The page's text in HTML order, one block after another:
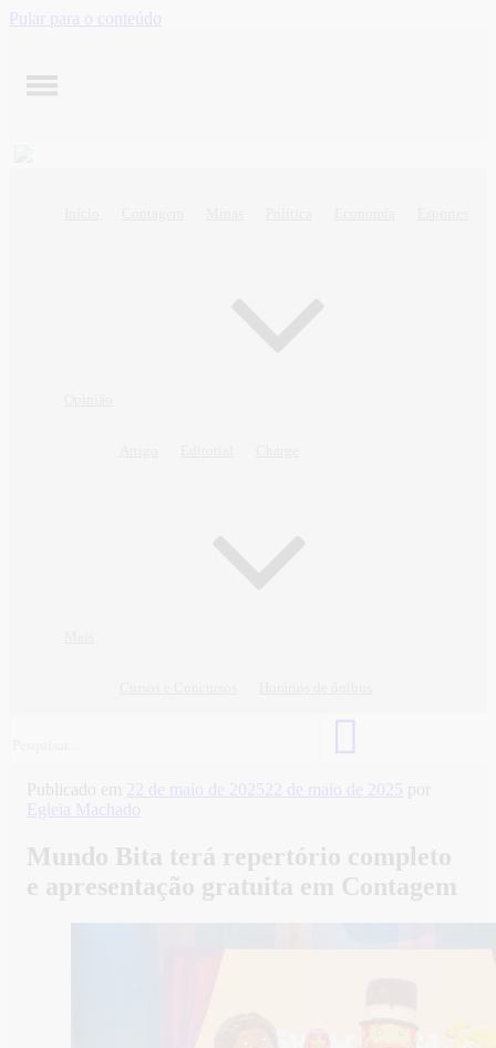
Pular para o conteúdo
Publicado em 22 de maio de 2025 22 de maio de 2025 por
Egleia Machado
Mundo Bita terá repertório completo
e apresentação gratuita em Contagem